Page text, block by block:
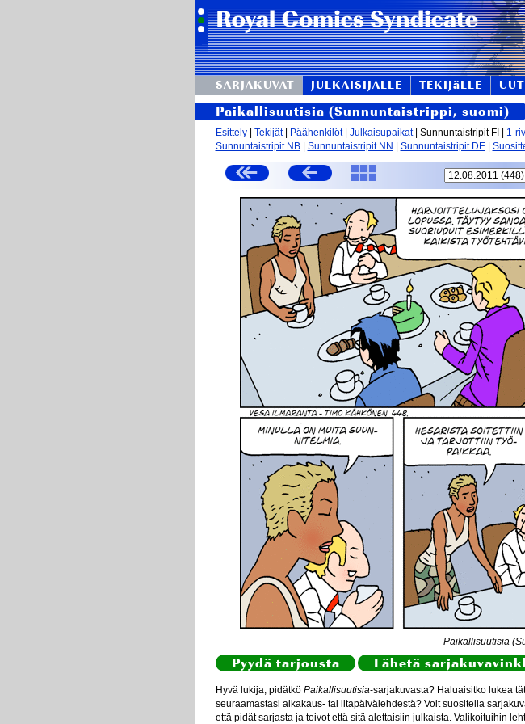
SARJAKUVAT
JULKAISIJALLE TEKIJäLLE
Paikallisuutisia (Sunnuntaistrippi, suomi)
Esittely| Tekijät| Päähenkilöt| Julkaisupaikat| Sunnuntaistripit FI | 1-
Sunnuntaistripit NB| Sunnuntaistripit NN Sunnuntaistripit DE|
Paikallisuutisia
Pyydä tarjousta Lähetä
Hyvä lukija, pidätkö Paikallisuutisia-sarjakuvasta? Haluaisitko lukea
seuraamastasi aikakaus- tai iltapäivälehdestä? Voit suositella
että pidät sarjasta ja toivot että sitä alettaisiin julkaista. Valikoituihin